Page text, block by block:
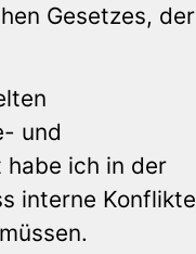
Gesetzes, der
und
habe ich in der
interne Konflikte